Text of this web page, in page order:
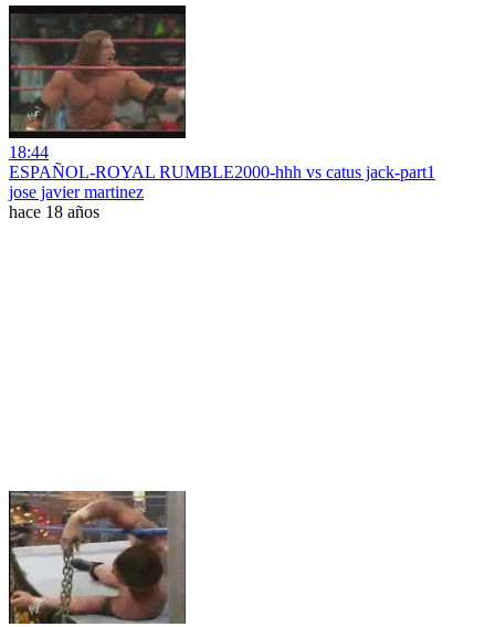
18:44
ESPAÑOL-ROYAL RUMBLE2000-hhh vs catus jack-part1
jose javier martinez
hace 18 años